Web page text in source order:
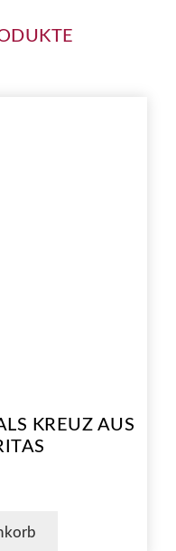
KREUZ AUS